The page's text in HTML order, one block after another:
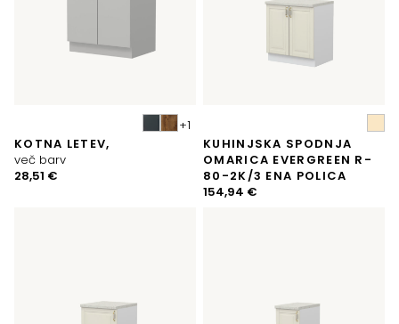
KOTNA LETEV,
več barv
28,51 €
KUHINJSKA SPODNJA
OMARICA EVERGREEN R-
80-2K/3 ENA POLICA
154,94 €